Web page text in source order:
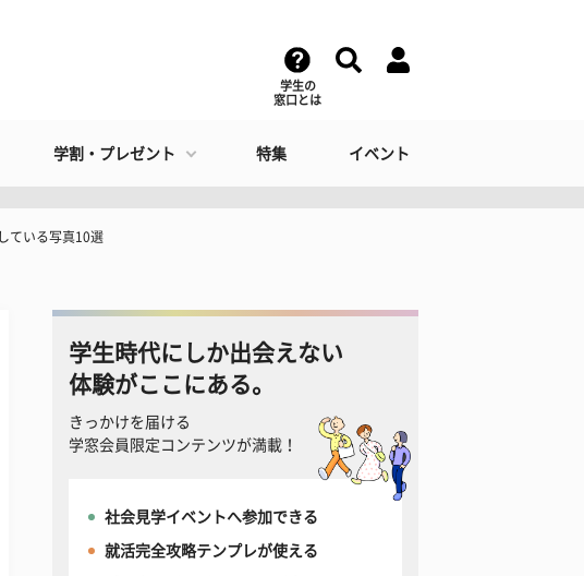
学生の
窓口とは
学割・プレゼント 特集 イベント
ている写真10選
学生時代にしか出会えない
体験がここにある。
きっかけを届ける
学窓会員限定コンテンツが満載！
社会見学イベントへ参加できる
就活完全攻略テンプレが使える